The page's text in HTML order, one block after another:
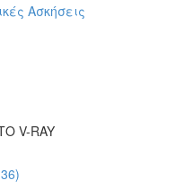
Ασκήσεις
V-RAY